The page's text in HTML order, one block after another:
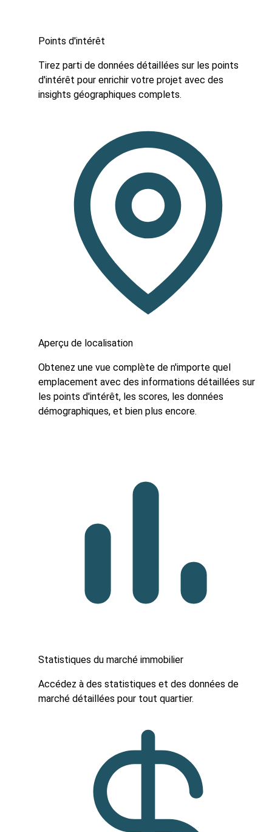
Points d'intérêt
Tirez parti de données détaillées sur les points
d'intérêt pour enrichir votre projet avec des
insights géographiques complets.
Aperçu de localisation
Obtenez une vue complète de n'importe quel
emplacement avec des informations détaillées sur
les points d'intérêt, les scores, les données
démographiques, et bien plus encore.
Statistiques du marché immobilier
Accédez à des statistiques et des données de
marché détaillées pour tout quartier.